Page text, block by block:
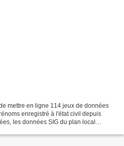
enregistré à l'état civil depuis
les données SIG du plan local